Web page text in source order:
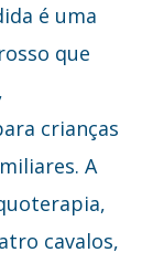
é uma
que
crianças
A
cavalos,